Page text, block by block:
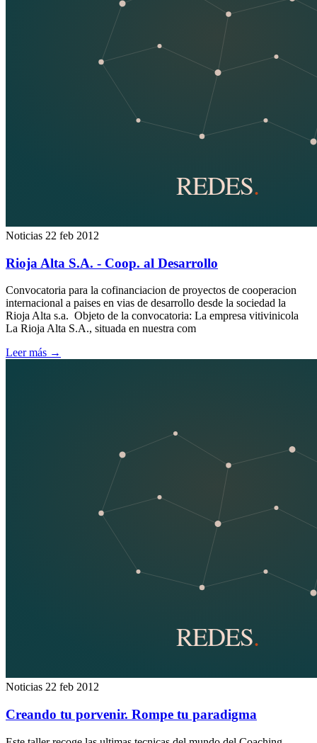
Noticias 22 feb 2012
Rioja Alta S.A. - Coop. al Desarrollo
Convocatoria para la cofinanciacion de proyectos de cooperacion
internacional a paises en vias de desarrollo desde la sociedad la
Rioja Alta s.a. Objeto de la convocatoria: La empresa vitivinicola
La Rioja Alta S.A., situada en nuestra com
Leer más →
Noticias 22 feb 2012
Creando tu porvenir. Rompe tu paradigma